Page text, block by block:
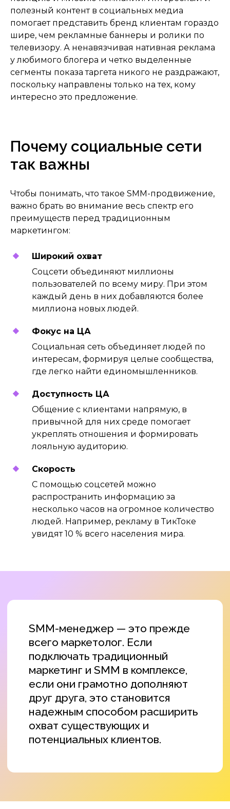
полезный контент в социальных медиа
помогает представить бренд клиентам гораздо
шире, чем рекламные баннеры и ролики по
телевизору. А ненавязчивая нативная реклама
у любимого блогера и четко выделенные
сегменты показа таргета никого не раздражают,
поскольку направлены только на тех, кому
интересно это предложение.
Почему социальные сети
так важны
Чтобы понимать, что такое SMM-продвижение,
важно брать во внимание весь спектр его
преимуществ перед традиционным
маркетингом:
Широкий охват
Соцсети объединяют миллионы
пользователей по всему миру. При этом
каждый день в них добавляются более
миллиона новых людей.
Фокус на ЦА
Cоциальная сеть объединяет людей по
интересам, формируя целые сообщества,
где легко найти единомышленников.
Доступность ЦА
Общение с клиентами напрямую, в
привычной для них среде помогает
укреплять отношения и формировать
лояльную аудиторию.
Скорость
С помощью соцсетей можно
распространить информацию за
несколько часов на огромное количество
людей. Например, рекламу в ТикТоке
увидят 10 % всего населения мира.
Помогаем нашим клиентам
заявлять о себе в соцсетях
разрабатываем стратегию
по продвижению
в соцсетях, исходя из задач
и возможностей бизнеса